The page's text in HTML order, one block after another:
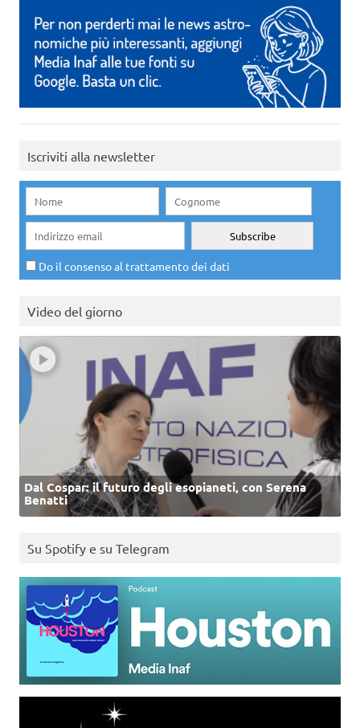
Iscriviti alla newsletter
Do il consenso al trattamento dei dati
Video del giorno
Dal Cospar: il futuro degli esopianeti, con Serena
Benatti
Su Spotify e su Telegram